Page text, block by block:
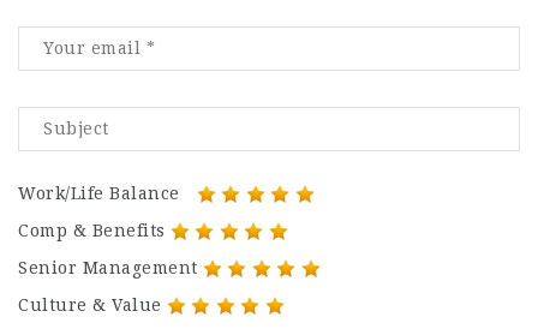
Work/Life Balance
Comp & Benefits
Senior Management
Culture & Value